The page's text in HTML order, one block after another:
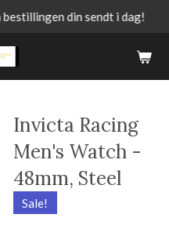
din sendt i dag!
Invicta Racing
Men's Watch -
48mm, Steel
Sale!